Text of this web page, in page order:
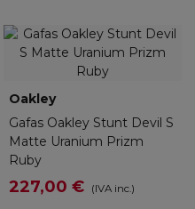
Oakley
Gafas Oakley Stunt Devil S
Matte Uranium Prizm
Ruby
227,00 € (IVA inc.)